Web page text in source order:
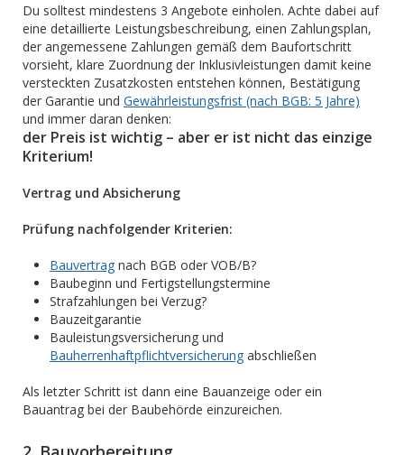
Du solltest mindestens 3 Angebote einholen. Achte dabei auf
eine detaillierte Leistungsbeschreibung, einen Zahlungsplan,
der angemessene Zahlungen gemäß dem Baufortschritt
vorsieht, klare Zuordnung der Inklusivleistungen damit keine
versteckten Zusatzkosten entstehen können, Bestätigung
der Garantie und Gewährleistungsfrist (nach BGB: 5 Jahre)
und immer daran denken:
der Preis ist wichtig – aber er ist nicht das einzige
Kriterium!
Vertrag und Absicherung
Prüfung nachfolgender Kriterien:
Bauvertrag nach BGB oder VOB/B?
Baubeginn und Fertigstellungstermine
Strafzahlungen bei Verzug?
Bauzeitgarantie
Bauleistungsversicherung und
Bauherrenhaftpflichtversicherung abschließen
Als letzter Schritt ist dann eine Bauanzeige oder ein
Bauantrag bei der Baubehörde einzureichen.